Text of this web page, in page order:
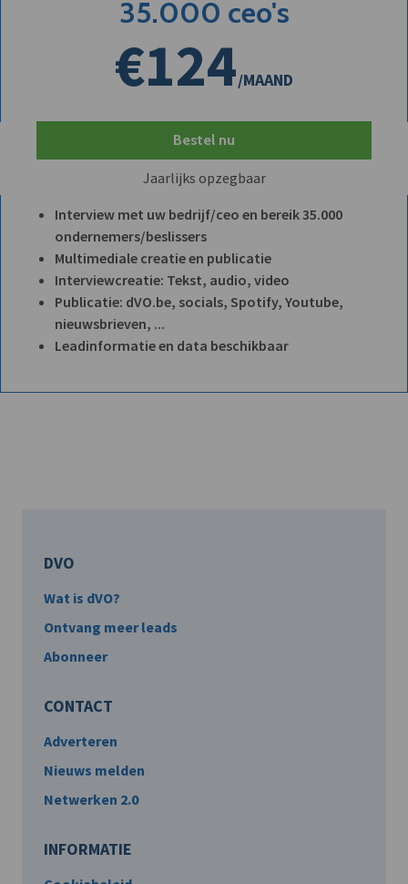
35.000 ceo's
€124/MAAND
Bestel nu
Jaarlijks opzegbaar
Interview met uw bedrijf/ceo en bereik 35.000
ondernemers/beslissers
Multimediale creatie en publicatie
Interviewcreatie: Tekst, audio, video
Publicatie: dVO.be, socials, Spotify, Youtube,
nieuwsbrieven, ...
Leadinformatie en data beschikbaar
DVO
Wat is dVO?
Ontvang meer leads
Abonneer
CONTACT
Adverteren
Nieuws melden
Netwerken 2.0
INFORMATIE